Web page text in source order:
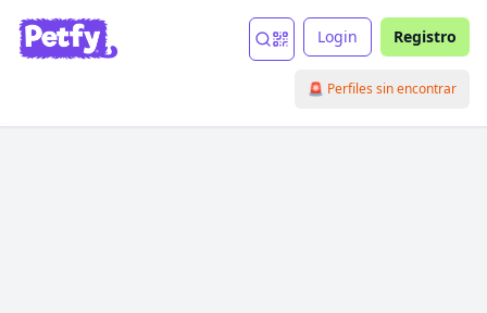
Login Registro
🚨 Perfiles sin encontrar